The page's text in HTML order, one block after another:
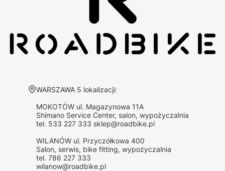
Adres:
WARSZAWA 5 lokalizacji:
MOKOTÓW ul. Magazynowa 11A
Shimano Service Center, salon, wypożyczalnia
tel. 533 227 333 sklep@roadbike.pl
WILANÓW ul. Przyczółkowa 400
Salon, serwis, bike fitting, wypożyczalnia
tel. 786 227 333
wilanow@roadbike.pl